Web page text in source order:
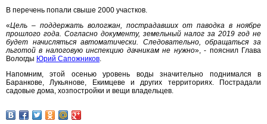
В перечень попали свыше 2000 участков.
«Цель – поддержать вологжан, пострадавших от паводка в ноябре
прошлого года. Согласно документу, земельный налог за 2019 год не
будет начисляться автоматически. Следовательно, обращаться за
льготой в налоговую инспекцию дачникам не нужно», - пояснил Глава
Вологды Юрий Сапожников.
Напомним, этой осенью уровень воды значительно поднимался в
Баранкове, Лукьянове, Екимцеве и других территориях. Пострадали
садовые дома, хозпостройки и вещи владельцев.